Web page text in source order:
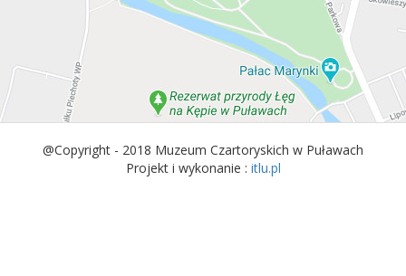
@Copyright - 2018 Muzeum Czartoryskich w Puławach
Projekt i wykonanie : itlu.pl